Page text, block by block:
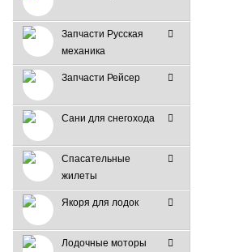
Запчасти Русская
механика
Запчасти Рейсер
Сани для снегохода
Спасательные
жилеты
Якоря для лодок
Лодочные моторы